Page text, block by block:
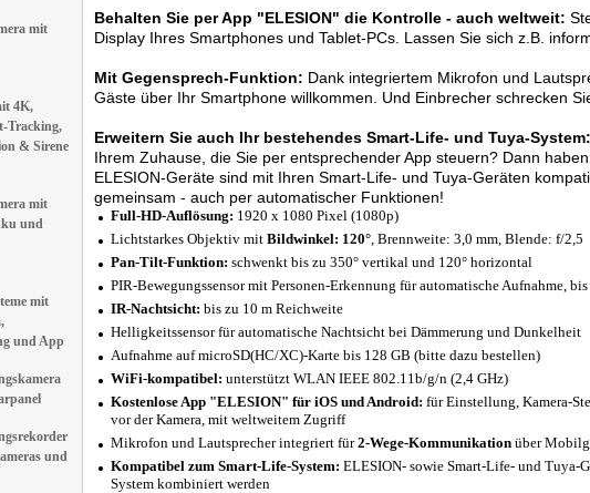
mit
4K,
Tracking,
& Sirene
mit
und
mit
und App
und
Behalten Sie per App "ELESION" die Kontrolle - auch weltweit:
Display Ihres Smartphones und Tablet-PCs. Lassen Sie sich z.B.
Mit Gegensprech-Funktion: Dank integriertem Mikrofon und
Gäste über Ihr Smartphone willkommen. Und Einbrecher schrecken
Erweitern Sie auch Ihr bestehendes Smart-Life- und Tuya-System:
Ihrem Zuhause, die Sie per entsprechender App steuern? Dann
ELESION-Geräte sind mit Ihren Smart-Life- und Tuya-Geräten
gemeinsam - auch per automatischer Funktionen!
Full-HD-Auflösung: 1920 x 1080 Pixel (1080p)
Lichtstarkes Objektiv mit Bildwinkel: 120°, Brennweite: 3,0 mm, Blende: f/2,5
Pan-Tilt-Funktion: schwenkt bis zu 350° vertikal und 120° horizontal
PIR-Bewegungssensor mit Personen-Erkennung für automatische Aufnahme,
IR-Nachtsicht: bis zu 10 m Reichweite
Helligkeitssensor für automatische Nachtsicht bei Dämmerung und Dunkelheit
Aufnahme auf microSD(HC/XC)-Karte bis 128 GB (bitte dazu bestellen)
WiFi-kompatibel: unterstützt WLAN IEEE 802.11b/g/n (2,4 GHz)
Kostenlose App "ELESION" für iOS und Android: für Einstellung, Kamera-
vor der Kamera, mit weltweitem Zugriff
Mikrofon und Lautsprecher integriert für2-Wege-Kommunikation über
Kompatibel zum Smart-Life-System: ELESION- sowie Smart-Life- und Tuya-
System kombiniert werden